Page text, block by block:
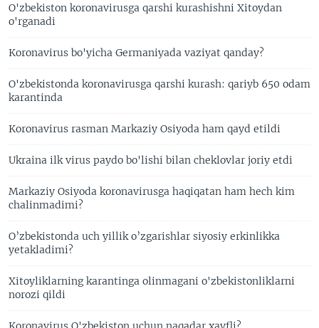
O'zbekiston koronavirusga qarshi kurashishni Xitoydan
o'rganadi
Koronavirus bo'yicha Germaniyada vaziyat qanday?
O'zbekistonda koronavirusga qarshi kurash: qariyb 650 odam
karantinda
Koronavirus rasman Markaziy Osiyoda ham qayd etildi
Ukraina ilk virus paydo bo'lishi bilan cheklovlar joriy etdi
Markaziy Osiyoda koronavirusga haqiqatan ham hech kim
chalinmadimi?
O’zbekistonda uch yillik o’zgarishlar siyosiy erkinlikka
yetakladimi?
Xitoyliklarning karantinga olinmagani o'zbekistonliklarni
norozi qildi